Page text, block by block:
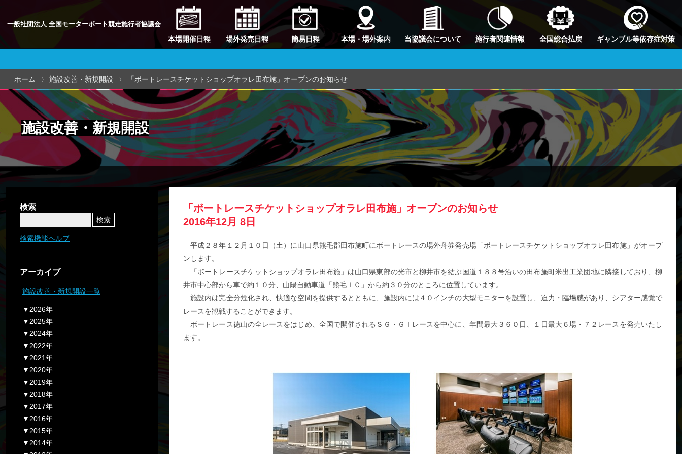
一般社団法人 全国モーターボート競走施行者協議会
本場開催日程 場外発売日程 簡易日程 本場・場外案内 当協議会について 施行者関連情報 全国総合払戻 ギャンブル等依存症対策
施設改善・新規開設
ホーム 施設改善・新規開設 「ボートレースチケットショップオラレ田布施」オープンのお知らせ
検索
検索機能ヘルプ
アーカイブ
施設改善・新規開設一覧
▼2026年
▼2025年
▼2024年
▼2022年
▼2021年
▼2020年
▼2019年
▼2018年
▼2017年
▼2016年
▼2015年
▼2014年
「ボートレースチケットショップオラレ田布施」オープンのお知らせ
2016年12月 8日
平成２８年１２月１０日（土）に山口県熊毛郡田布施町にボートレースの場外舟券発売場「ボートレースチケットショップオラレ田布施」がオープ
ンします。
「ボートレースチケットショップオラレ田布施」は山口県東部の光市と柳井市を結ぶ国道１８８号沿いの田布施町米出工業団地に隣接しており、柳
井市中心部から車で約１０分、山陽自動車道「熊毛ＩＣ」から約３０分のところに位置しています。
施設内は完全分煙化され、快適な空間を提供するとともに、施設内には４０インチの大型モニターを設置し、迫力・臨場感があり、シアター感覚で
レースを観戦することができます。
ボートレース徳山の全レースをはじめ、全国で開催されるＳＧ・ＧⅠレースを中心に、年間最大３６０日、１日最大６場・７２レースを発売いたし
ます。